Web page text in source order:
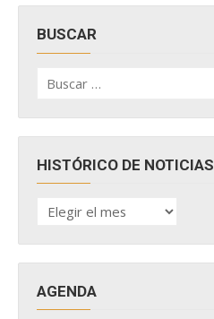
BUSCAR
por:
HISTÓRICO DE NOTICIAS
HISTÓRICO
DE
AGENDA